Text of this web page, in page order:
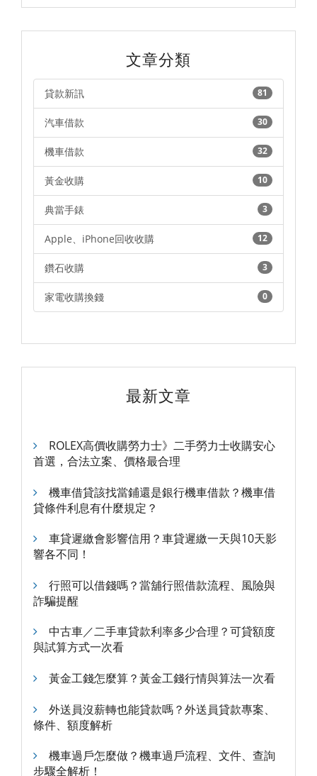
文章分類
81
貸款新訊
30
汽車借款
32
機車借款
10
黃金收購
3
典當手錶
12
Apple、iPhone回收收購
3
鑽石收購
0
家電收購換錢
最新文章
ROLEX高價收購勞力士》二手勞力士收購安心
首選，合法立案、價格最合理
機車借貸該找當鋪還是銀行機車借款？機車借
貸條件利息有什麼規定？
車貸遲繳會影響信用？車貸遲繳一天與10天影
響各不同！
行照可以借錢嗎？當舖行照借款流程、風險與
詐騙提醒
中古車／二手車貸款利率多少合理？可貸額度
與試算方式一次看
黃金工錢怎麼算？黃金工錢行情與算法一次看
外送員沒薪轉也能貸款嗎？外送員貸款專案、
條件、額度解析
機車過戶怎麼做？機車過戶流程、文件、查詢
步驟全解析！